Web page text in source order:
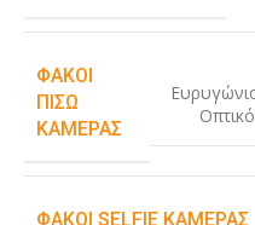
ΦΑΚΟΊ
ΠΊΣΩ
ΚΆΜΕΡΑΣ
ΦΑΚΟΊ SELFIE ΚΆΜΕΡΑΣ